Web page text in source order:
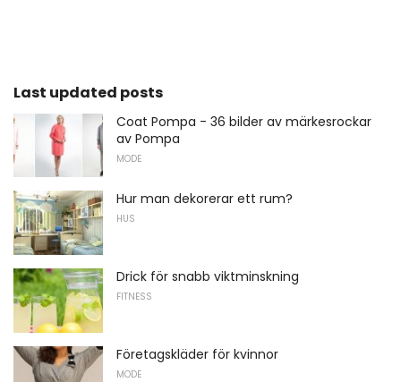
Last updated posts
Coat Pompa - 36 bilder av märkesrockar
av Pompa
MODE
Hur man dekorerar ett rum?
HUS
Drick för snabb viktminskning
FITNESS
Företagskläder för kvinnor
MODE